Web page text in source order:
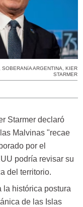
SOBERANíA ARGENTINA
KIER
STARMER
Starmer declaró
Malvinas "recae
por el
podría revisar su
del territorio.
la histórica postura
de las Islas